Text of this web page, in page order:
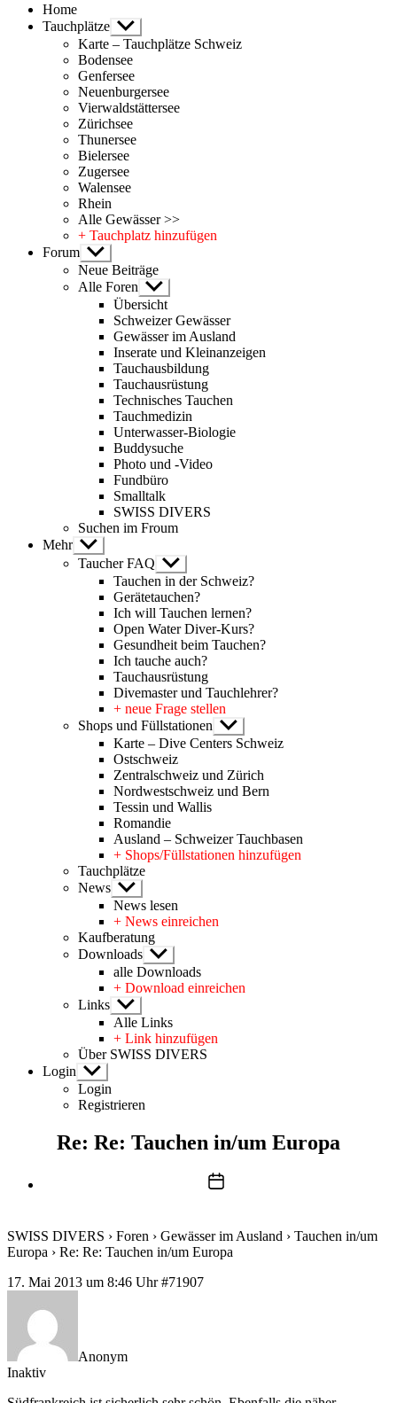
Home
Tauchplätze Untermenü
anzeigen
Karte – Tauchplätze Schweiz
Bodensee
Genfersee
Neuenburgersee
Vierwaldstättersee
Zürichsee
Thunersee
Bielersee
Zugersee
Walensee
Rhein
Alle Gewässer >>
+ Tauchplatz hinzufügen
Forum Untermenü
anzeigen
Neue Beiträge
Alle Foren Untermenü
anzeigen
Übersicht
Schweizer Gewässer
Gewässer im Ausland
Inserate und Kleinanzeigen
Tauchausbildung
Tauchausrüstung
Technisches Tauchen
Tauchmedizin
Unterwasser-Biologie
Buddysuche
Photo und -Video
Fundbüro
Smalltalk
SWISS DIVERS
Suchen im Froum
Mehr Untermenü
anzeigen
Taucher FAQ Untermenü
anzeigen
Tauchen in der Schweiz?
Gerätetauchen?
Ich will Tauchen lernen?
Open Water Diver-Kurs?
Gesundheit beim Tauchen?
Ich tauche auch?
Tauchausrüstung
Divemaster und Tauchlehrer?
+ neue Frage stellen
Shops und Füllstationen Untermenü
anzeigen
Karte – Dive Centers Schweiz
Ostschweiz
Zentralschweiz und Zürich
Nordwestschweiz und Bern
Tessin und Wallis
Romandie
Ausland – Schweizer Tauchbasen
+ Shops/Füllstationen hinzufügen
Tauchplätze
News Untermenü
anzeigen
News lesen
+ News einreichen
Kaufberatung
Downloads Untermenü
anzeigen
alle Downloads
+ Download einreichen
Links Untermenü
anzeigen
Alle Links
+ Link hinzufügen
Über SWISS DIVERS
Login Untermenü
anzeigen
Login
Registrieren
Re: Re: Tauchen in/um Europa
Beitragsdatum
SWISS DIVERS › Foren › Gewässer im Ausland › Tauchen in/um
Europa › Re: Re: Tauchen in/um Europa
17. Mai 2013 um 8:46 Uhr #71907
Anonym
Inaktiv